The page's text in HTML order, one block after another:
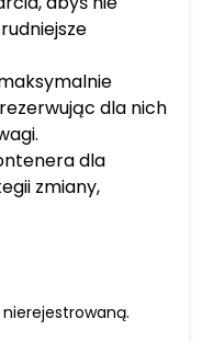
dla nich
dla
zmiany,